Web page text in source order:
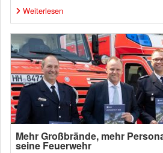
Weiterlesen
Mehr Großbrände, mehr
seine Feuerwehr